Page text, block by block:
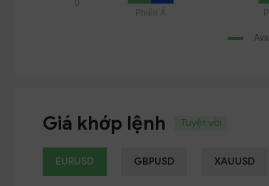
Giá khớp lệnh Tuyệt vời
EURUSD GBPUSD XAUUSD